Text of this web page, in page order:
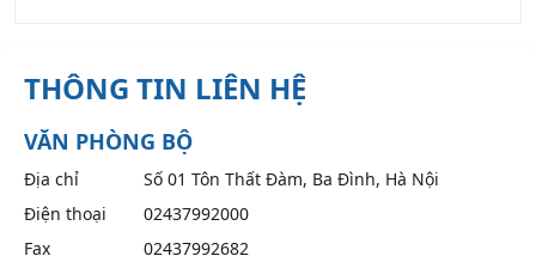
THÔNG TIN LIÊN HỆ
VĂN PHÒNG BỘ
Địa chỉ
Số 01 Tôn Thất Đàm, Ba Đình, Hà Nội
Điện thoại
02437992000
Fax
02437992682